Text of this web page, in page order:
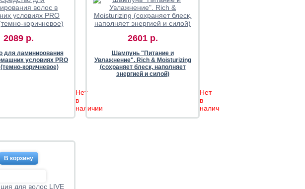
2089 р.
для ламинирования
условиях PRO
коричневое)
Нет
в
наличии
2601 р.
Шампунь "Питание и
Увлажнение". Rich & Moisturizing
(сохраняет блеск, наполняет
энергией и силой)
Нет
в
наличии